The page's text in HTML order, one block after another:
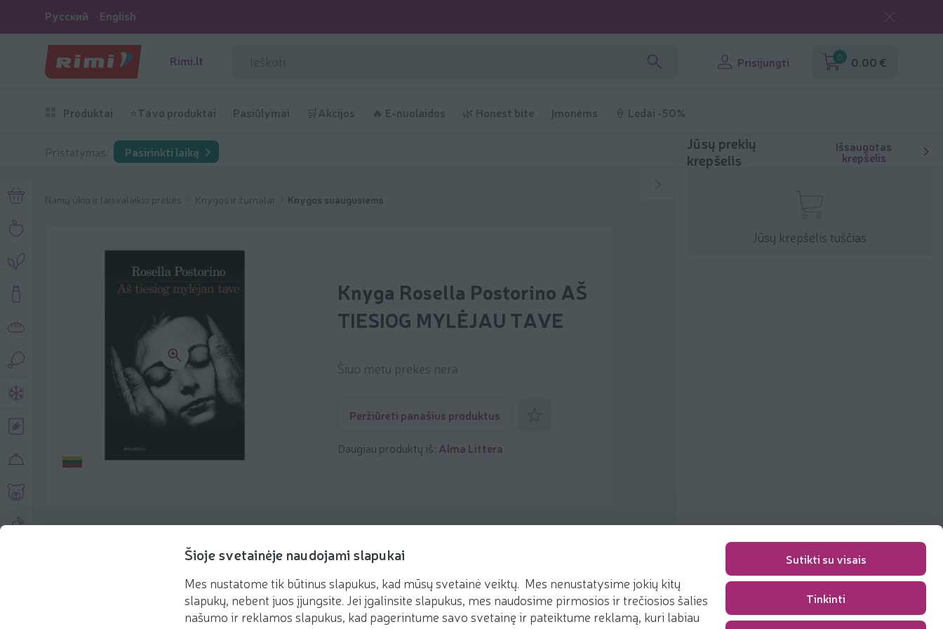
Šioje svetainėje naudojami slapukai
Mes nustatome tik būtinus slapukus, kad mūsų svetainė veiktų. Mes nenustatysime jokių kitų
slapukų, nebent juos įjungsite. Jei įgalinsite slapukus, mes naudosime pirmosios ir trečiosios šalies
našumo ir reklamos slapukus, kad pagerintume savo svetainę ir pateiktume reklamą, kuri labiau
Sutikti su visais
Tinkinti
Русский English
Rimi.lt Prisijungti 0 0,00 €
Produktai ⭐Tavo produktai Pasiūlymai 🛒Akcijos 🔥 E-nuolaidos 🌿 Honest bite Įmonėms 🍦 Ledai -50%
Pristatymas: Pasirinkti laiką
Namų ūkio ir laisvalaikio prekės Knygos ir žurnalai Knygos suaugusiems
Knyga Rosella Postorino AŠ
TIESIOG MYLĖJAU TAVE
Šiuo metu prekės nėra
Peržiūrėti panašius produktus
Daugiau produktų iš: Alma Littera
Produkto aprašymas
Rekomenduojame
Jūsų prekių
krepšelis
Išsaugotas
krepšelis
Jūsų krepšelis tuščias
Pakavimo mokestis 0,00 €